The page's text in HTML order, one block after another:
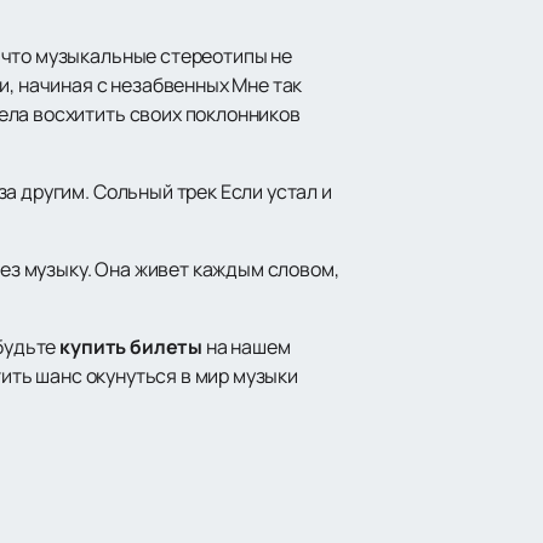
музыкальные стереотипы не
начиная с незабвенных Мне так
восхитить своих поклонников
другим. Сольный трек Если устал и
музыку. Она живет каждым словом,
купить билеты на нашем
шанс окунуться в мир музыки